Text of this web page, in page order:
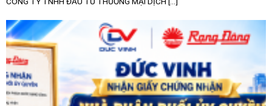
Cầu dao kiểu hở Vinakip 3 pha 800A thường xuất hiện
trong các hạng mục quan trọng của hệ thống điện:
Tủ điện tổng (MSB):Sử dụng làm thiết bị đóng
ngắt đầu nguồn cho các tòa nhà, chung cư, khách
sạn hoặc các khu công nghiệp.
Trạm biến áp:Lắp đặt ở phía hạ thế của trạm biến